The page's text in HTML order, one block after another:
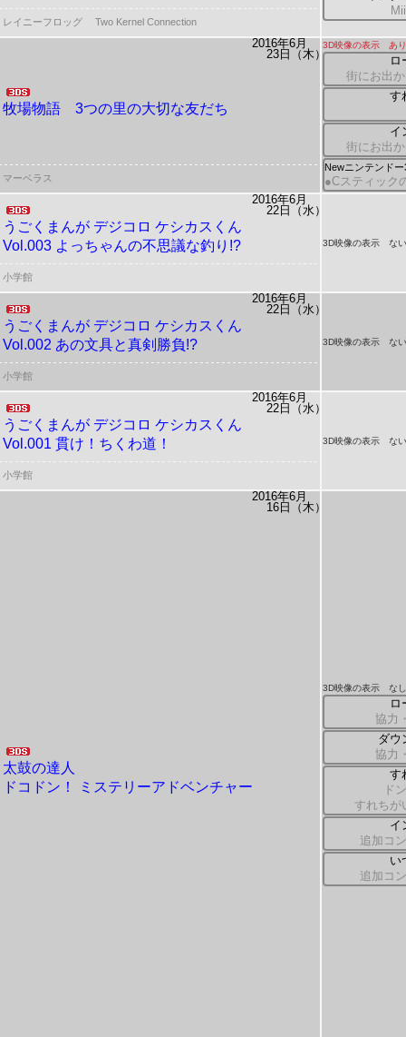
レイニーフロッグ Two Kernel Connection
2016年6月
23日（木）
牧場物語 3つの里の大切な友だち
3D映像の表示 あり
ロ
街にお出
す
イ
街にお出
Newニンテンド
●Cスティック
マーベラス
2016年6月
22日（水）
うごくまんが デジコロ ケシカスくん
Vol.003 よっちゃんの不思議な釣り!?
3D映像の表示 な
小学館
2016年6月
22日（水）
うごくまんが デジコロ ケシカスくん
Vol.002 あの文具と真剣勝負!?
3D映像の表示 な
小学館
2016年6月
22日（水）
うごくまんが デジコロ ケシカスくん
Vol.001 貫け！ちくわ道！
3D映像の表示 な
小学館
2016年6月
16日（木）
太鼓の達人
ドコドン！ ミステリーアドベンチャー
3D映像の表示 なし
ロ
協力
ダウ
協力
す
ド
すれちが
イ
追加コ
い
追加コ